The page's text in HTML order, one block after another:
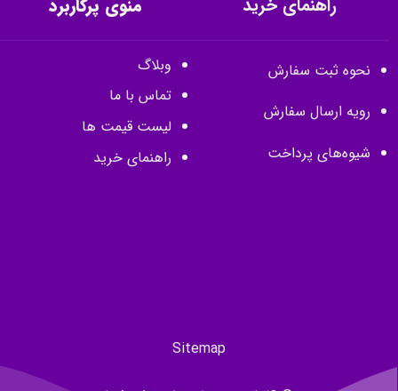
راهنمای خرید
نحوه ثبت سفارش
رویه ارسال سفارش
شیوه‌های پرداخت
منوی پرکاربرد
وبلاگ
تماس با ما
لیست قیمت ها
راهنمای خرید
Sitemap